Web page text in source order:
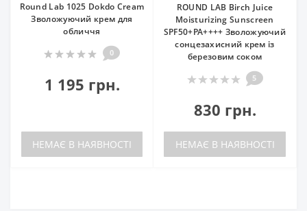
Round Lab 1025 Dokdo Cream
Зволожуючий крем для
обличчя
0
1 195 грн.
НЕМАЄ В НАЯВНОСТІ
ROUND LAB Birch Juice
Moisturizing Sunscreen
SPF50+PA++++ Зволожуючий
сонцезахисний крем із
березовим соком
5
830 грн.
НЕМАЄ В НАЯВНОСТІ